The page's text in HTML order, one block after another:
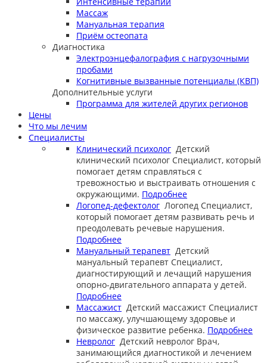
Массаж
Мануальная терапия
Приём остеопата
Диагностика
Электроэнцефалография с нагрузочными
пробами
Когнитивные вызванные потенциалы (КВП)
Дополнительные услуги
Программа для жителей других регионов
Цены
Что мы лечим
Специалисты
Клинический психолог Детский
клинический психолог Специалист, который
помогает детям справляться с
тревожностью и выстраивать отношения с
окружающими. Подробнее
Логопед-дефектолог Логопед Специалист,
который помогает детям развивать речь и
преодолевать речевые нарушения.
Подробнее
Мануальный терапевт Детский
мануальный терапевт Специалист,
диагностирующий и лечащий нарушения
опорно-двигательного аппарата у детей.
Подробнее
Массажист Детский массажист Специалист
по массажу, улучшающему здоровье и
физическое развитие ребенка. Подробнее
Невролог Детский невролог Врач,
занимающийся диагностикой и лечением